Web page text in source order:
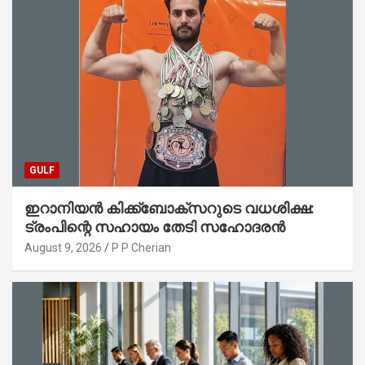
GULF
ഇറാനിയൻ കിക്ക്ബോക്സറുടെ വധശിക്ഷ:
ട്രംപിന്റെ സഹായം തേടി സഹോദരൻ
August 9, 2026 P P Cherian